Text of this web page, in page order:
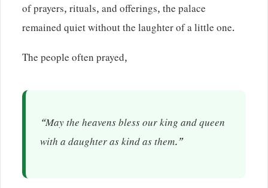
of prayers, rituals, and offerings, the palace
remained quiet without the laughter of a little one.
The people often prayed,
“May the heavens bless our king and queen
with a daughter as kind as them.”